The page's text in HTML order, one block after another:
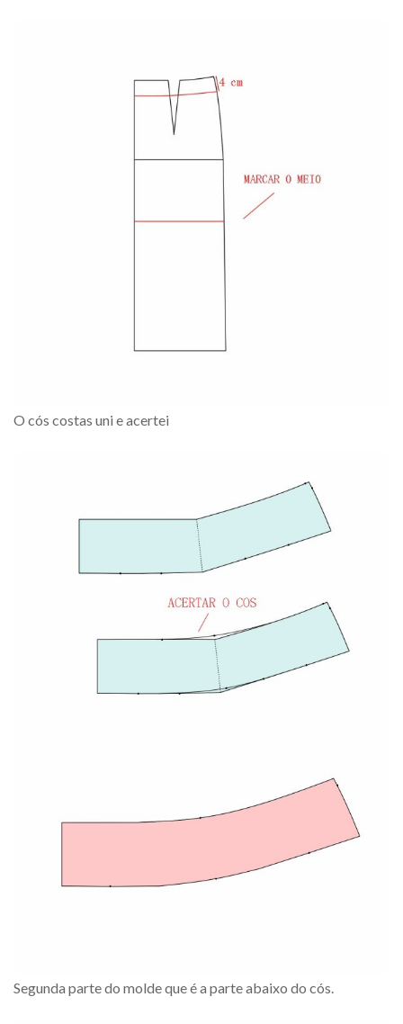
O cós costas uni e acertei
Segunda parte do molde que é a parte abaixo do cós.